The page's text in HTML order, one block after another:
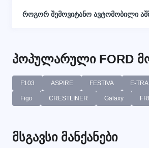
როგორ შემოვიტანო ავტომობილი
პოპულარული FORD
F103 ASPIRE FESTIVA E-
Figo CRESTLINER Galaxy
მსგავსი მანქანები